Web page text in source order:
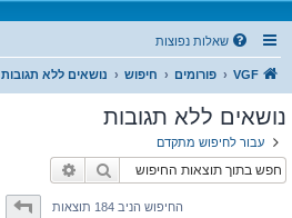
שאלות נפוצות
VGF פורומים חיפוש נושאים ללא תגובות
נושאים ללא תגובות
עבור לחיפוש מתקדם
חיפוש
החיפוש הניב 184 תוצאות דף10מתוך10